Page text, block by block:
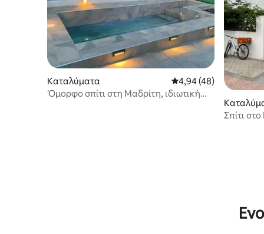
Καταλύματα Μέση βαθμολογία:
4,94 (48)
Όμορφο σπίτι στη Μαδρίτη, ιδιωτική
Σπίτι